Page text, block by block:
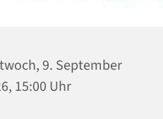
9. September
15:00 Uhr